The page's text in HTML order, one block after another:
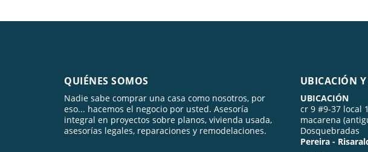
QUIÉNES SOMOS
Nadie sabe comprar una casa como nosotros, por
eso... hacemos el negocio por usted. Asesoría
integral en proyectos sobre planos, vivienda usada,
asesorías legales, reparaciones y remodelaciones.
UBICACIÓN
UBICACIÓN
cr 9 #9-37 local
macarena
Dosquebradas
Pereira -